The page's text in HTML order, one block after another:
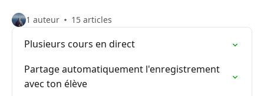
1 auteur 15 articles
Plusieurs cours en direct
Partage automatiquement l'enregistrement
avec ton élève